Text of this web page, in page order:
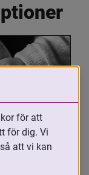
för att
för dig. Vi
att vi kan